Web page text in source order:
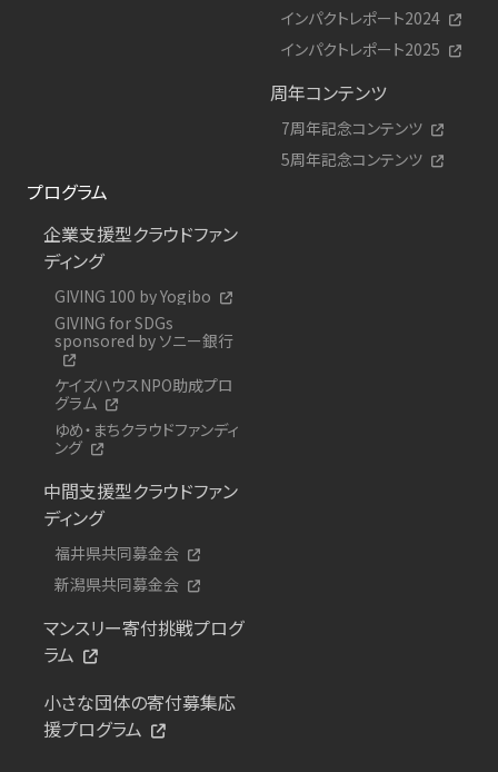
インパクトレポート2024
インパクトレポート2025
周年コンテンツ
7周年記念コンテンツ
5周年記念コンテンツ
プログラム
企業支援型クラウドファン
ディング
GIVING 100 by Yogibo
GIVING for SDGs
sponsored by ソニー銀行
ケイズハウスNPO助成プロ
グラム
ゆめ・まちクラウドファンディ
ング
中間支援型クラウドファン
ディング
福井県共同募金会
新潟県共同募金会
マンスリー寄付挑戦プログ
ラム
小さな団体の寄付募集応
援プログラム